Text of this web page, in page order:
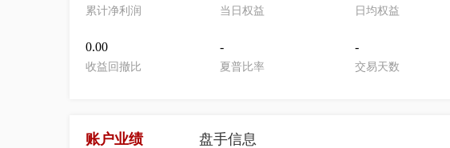
累计净利润 当日权益 日均权益
0.00
收益回撤比
-
夏普比率
-
交易天数
账户业绩 盘手信息